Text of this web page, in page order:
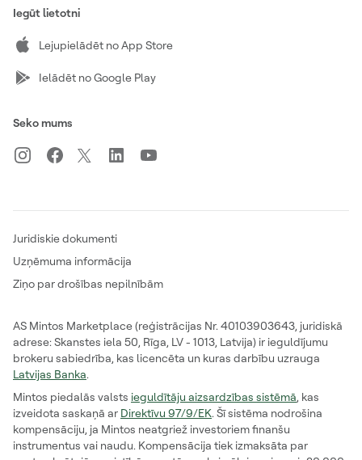
Iegūt lietotni
Lejupielādēt no App Store
Ielādēt no Google Play
Seko mums
Juridiskie dokumenti
Uzņēmuma informācija
Ziņo par drošības nepilnībām
AS Mintos Marketplace (reģistrācijas Nr. 40103903643, juridiskā
adrese: Skanstes iela 50, Rīga, LV - 1013, Latvija) ir ieguldījumu
brokeru sabiedrība, kas licencēta un kuras darbību uzrauga
Latvijas Banka.
Mintos piedalās valsts ieguldītāju aizsardzības sistēmā, kas
izveidota saskaņā ar Direktīvu 97/9/EK. Šī sistēma nodrošina
kompensāciju, ja Mintos neatgriež investoriem finanšu
instrumentus vai naudu. Kompensācija tiek izmaksāta par